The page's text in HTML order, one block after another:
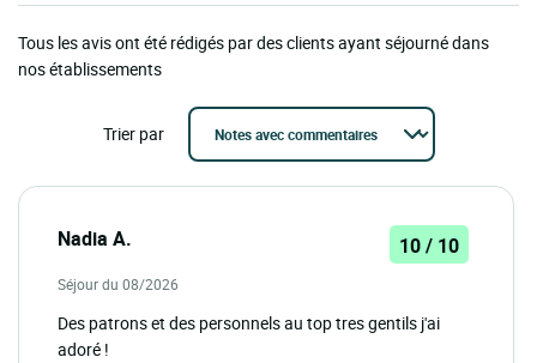
Tous les avis ont été rédigés par des clients ayant séjourné dans
nos établissements
Trier par
Nadia A. 10 / 10
Séjour du 08/2026
Des patrons et des personnels au top tres gentils j'ai
adoré !